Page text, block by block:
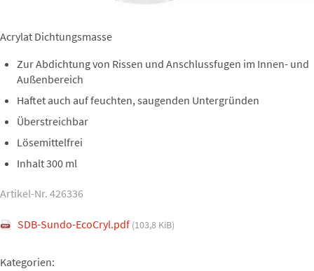
Acrylat Dichtungsmasse
Zur Abdichtung von Rissen und Anschlussfugen im Innen- und
Außenbereich
Haftet auch auf feuchten, saugenden Untergründen
Überstreichbar
Lösemittelfrei
Inhalt 300 ml
Artikel-Nr. 426336
SDB-Sundo-EcoCryl.pdf (103,8 KiB)
Kategorien: